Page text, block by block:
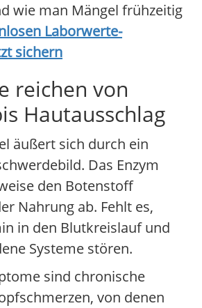
wie man Mängel frühzeitig
Laborwerte-
sichern
reichen von
Hautausschlag
äußert sich durch ein
Das Enzym
den Botenstoff
Nahrung ab. Fehlt es,
in den Blutkreislauf und
Systeme stören.
sind chronische
von denen